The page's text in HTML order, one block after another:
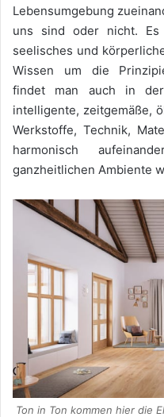
Lebensumgebung
uns sind oder nicht.
seelisches und
Wissen um die
findet man auch in
intelligente, zeitgemäße,
Werkstoffe, Technik,
harmonisch
ganzheitlichen Ambiente
Ton in Ton kommen hier die